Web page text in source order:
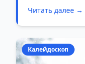
Читать далее →
Калейдоскоп